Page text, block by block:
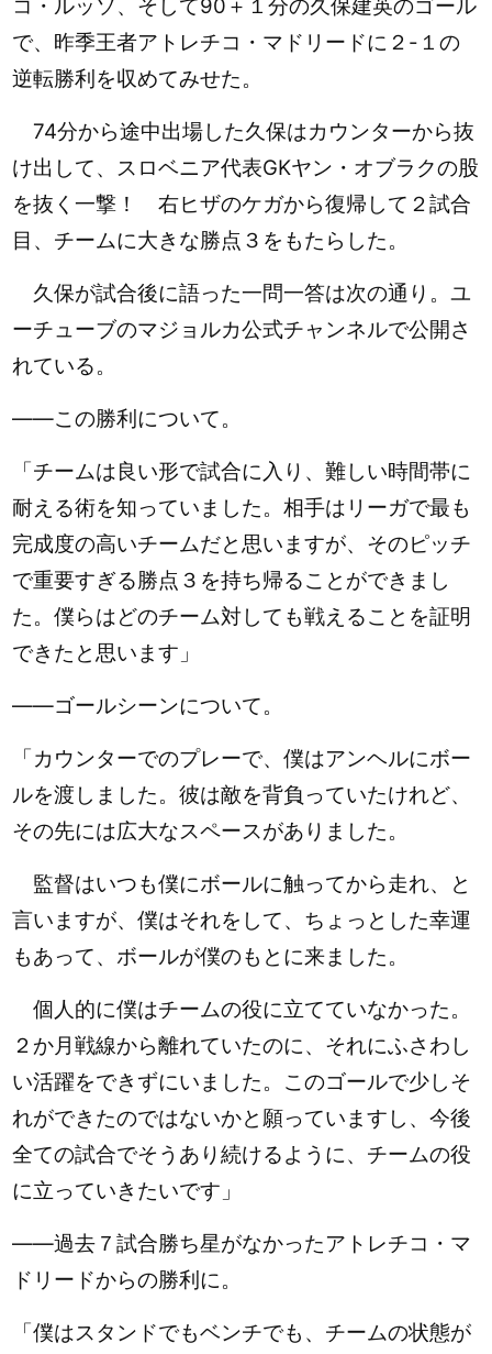
コ・ルッソ、そして90＋１分の久保建英のゴール
で、昨季王者アトレチコ・マドリードに２-１の
逆転勝利を収めてみせた。
74分から途中出場した久保はカウンターから抜
け出して、スロベニア代表GKヤン・オブラクの股
を抜く一撃！ 右ヒザのケガから復帰して２試合
目、チームに大きな勝点３をもたらした。
久保が試合後に語った一問一答は次の通り。ユ
ーチューブのマジョルカ公式チャンネルで公開さ
れている。
――この勝利について。
「チームは良い形で試合に入り、難しい時間帯に
耐える術を知っていました。相手はリーガで最も
完成度の高いチームだと思いますが、そのピッチ
で重要すぎる勝点３を持ち帰ることができまし
た。僕らはどのチーム対しても戦えることを証明
できたと思います」
――ゴールシーンについて。
「カウンターでのプレーで、僕はアンヘルにボー
ルを渡しました。彼は敵を背負っていたけれど、
その先には広大なスペースがありました。
監督はいつも僕にボールに触ってから走れ、と
言いますが、僕はそれをして、ちょっとした幸運
もあって、ボールが僕のもとに来ました。
個人的に僕はチームの役に立てていなかった。
２か月戦線から離れていたのに、それにふさわし
い活躍をできずにいました。このゴールで少しそ
れができたのではないかと願っていますし、今後
全ての試合でそうあり続けるように、チームの役
に立っていきたいです」
――過去７試合勝ち星がなかったアトレチコ・マ
ドリードからの勝利に。
「僕はスタンドでもベンチでも、チームの状態が